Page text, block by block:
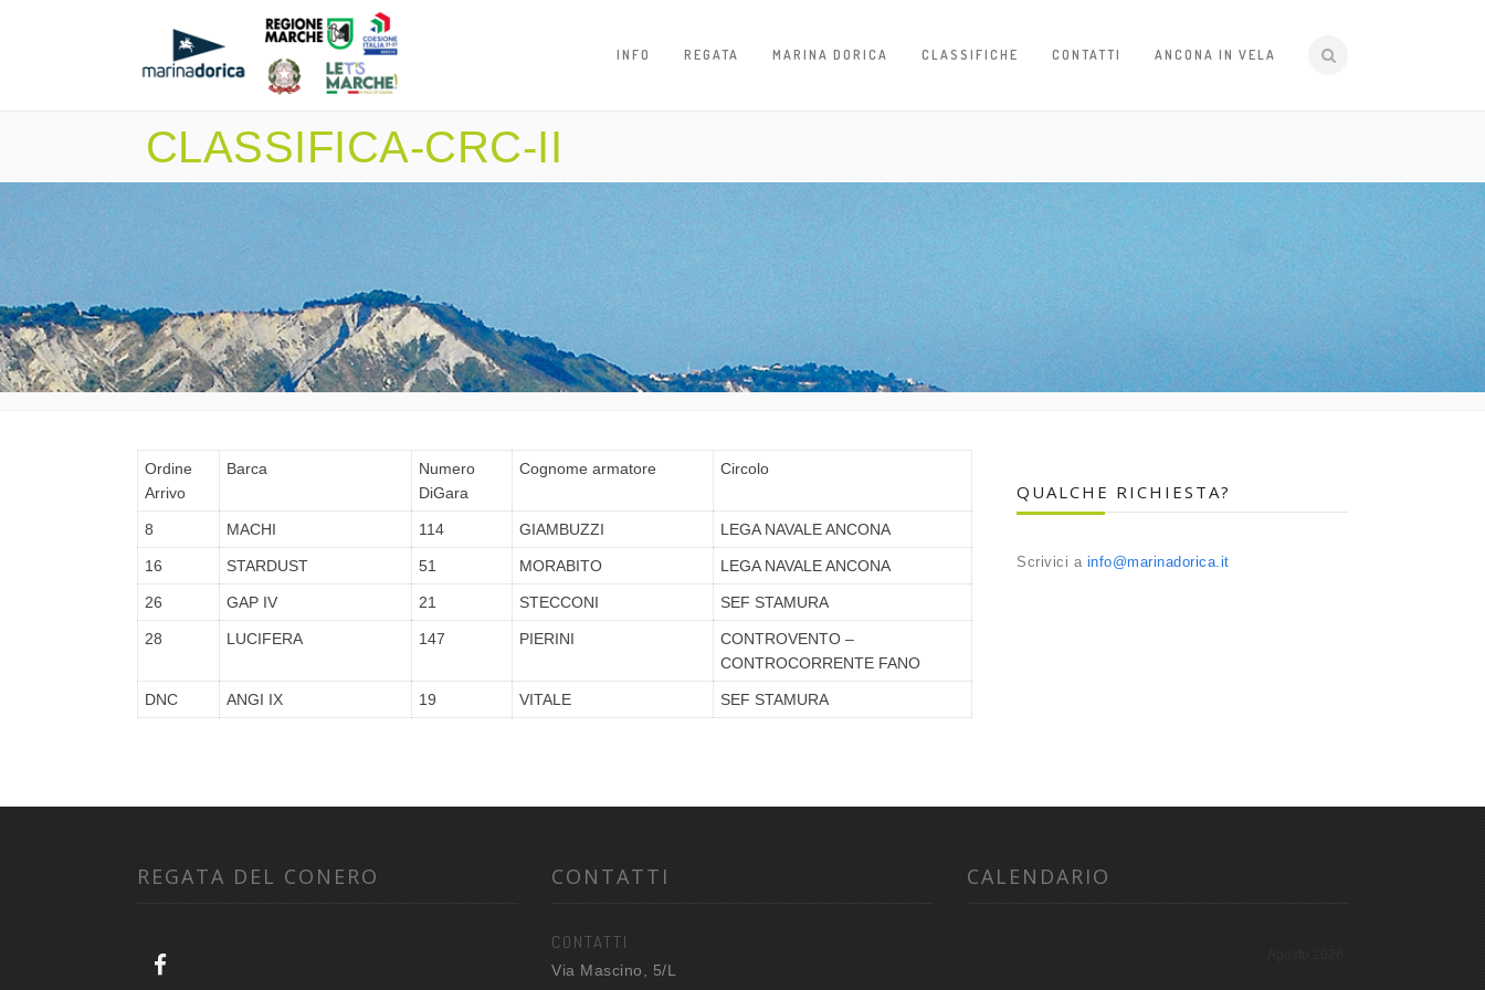
INFO REGATA MARINA DORICA CLASSIFICHE CONTATTI ANCONA IN VELA
CLASSIFICA-CRC-II
Ordine
Arrivo
Barca
Numero
DiGara
Cognome armatore Circolo
8 MACHI 114 GIAMBUZZI LEGA NAVALE ANCONA
16 STARDUST 51 MORABITO LEGA NAVALE ANCONA
26 GAP IV 21 STECCONI SEF STAMURA
28 LUCIFERA 147 PIERINI
CONTROVENTO –
CONTROCORRENTE FANO
DNC ANGI IX 19 VITALE SEF STAMURA
QUALCHE RICHIESTA?
Scrivici a info@marinadorica.it
REGATA DEL CONERO CONTATTI
CONTATTI
Via Mascino, 5/L
CALENDARIO